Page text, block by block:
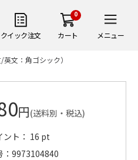
クイック注文
0
カート メニュー
文：角ゴシック）
円(送料別・税込)
ント： 16 pt
9973104840